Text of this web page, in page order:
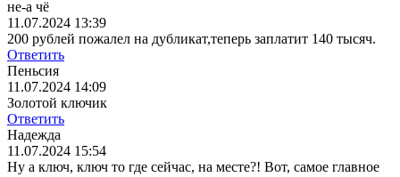
не-а чё
11.07.2024 13:39
200 рублей пожалел на дубликат,теперь заплатит 140 тысяч.
Ответить
Пеньсия
11.07.2024 14:09
Золотой ключик
Ответить
Надежда
11.07.2024 15:54
Ну а ключ, ключ то где сейчас, на месте?! Вот, самое главное